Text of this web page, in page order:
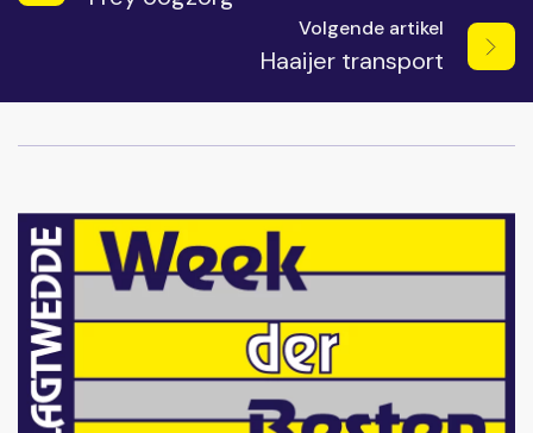
Volgende artikel
Haaijer transport